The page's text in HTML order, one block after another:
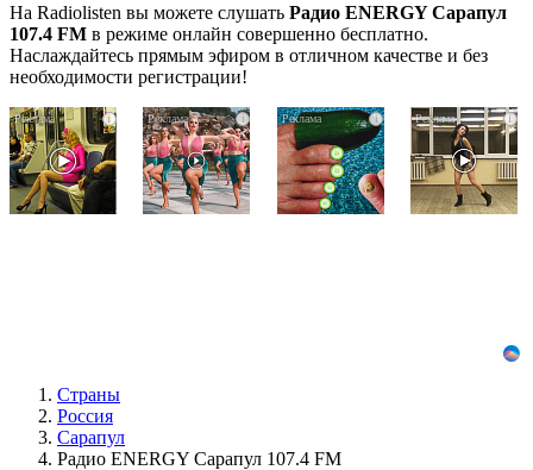
На Radiolisten вы можете слушать Радио ENERGY Сарапул
107.4 FM в режиме онлайн совершенно бесплатно.
Наслаждайтесь прямым эфиром в отличном качестве и без
необходимости регистрации!
i
Королева
вагона
отожгла!
Видео
i
Ржу
переставая,
это
видео
i
дней
исчезнет
даже
i
Страны
Россия
Сарапул
Радио ENERGY Сарапул 107.4 FM